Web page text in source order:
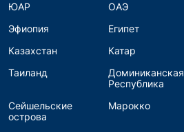
ЮАР
ОАЭ
Эфиопия
Египет
Казахстан
Катар
Таиланд
Доминиканская
Республика
Сейшельские
острова
Марокко